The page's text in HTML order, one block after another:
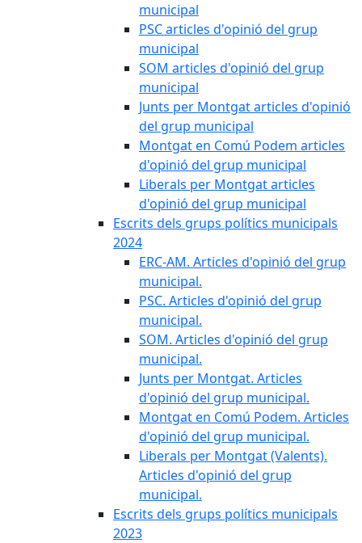
municipal
PSC articles d'opinió del grup
municipal
SOM articles d'opinió del grup
municipal
Junts per Montgat articles d'opinió
del grup municipal
Montgat en Comú Podem articles
d'opinió del grup municipal
Liberals per Montgat articles
d'opinió del grup municipal
Escrits dels grups polítics municipals
2024
ERC-AM. Articles d'opinió del grup
municipal.
PSC. Articles d'opinió del grup
municipal.
SOM. Articles d'opinió del grup
municipal.
Junts per Montgat. Articles
d'opinió del grup municipal.
Montgat en Comú Podem. Articles
d'opinió del grup municipal.
Liberals per Montgat (Valents).
Articles d'opinió del grup
municipal.
Escrits dels grups polítics municipals
2023